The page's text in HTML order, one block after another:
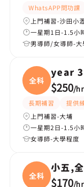
WhatsAPP問功課
上門補習-沙田小
一星期1日-1.5小
男導師/女導師-大
全科
year
$250/hr
長期補習
提供
上門補習-大埔
一星期2日-1.5小
女導師-大學程度
全科
小五,
$170/hr